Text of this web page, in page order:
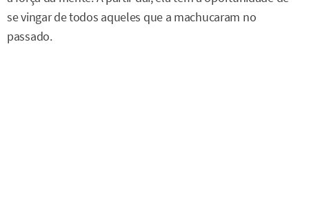
se vingar de todos aqueles que a machucaram no
passado.